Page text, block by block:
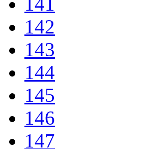
142
143
144
145
146
147